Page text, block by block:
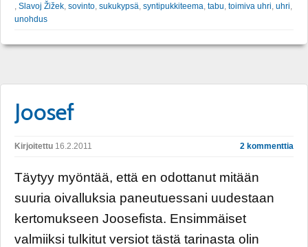
Slavoj Žižek sovinto sukukypsä syntipukkiteema tabu toimiva uhri uhri
unohdus
Joosef
Kirjoitettu 16.2.2011 2 kommenttia
Täytyy myöntää, että en odottanut mitään
suuria oivalluksia paneutuessani uudestaan
kertomukseen Joosefista. Ensimmäiset
valmiiksi tulkitut versiot tästä tarinasta olin